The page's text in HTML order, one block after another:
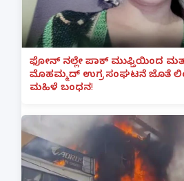
ಫೋನ್ ನಲ್ಲೇ ಪಾಕ್ ಮುಫ್ತಿಯಿಂದ
ಮೊಹಮ್ಮದ್ ಉಗ್ರ ಸಂಘಟನೆ ಜೊತೆ
ಮಹಿಳೆ ಬಂಧನ!